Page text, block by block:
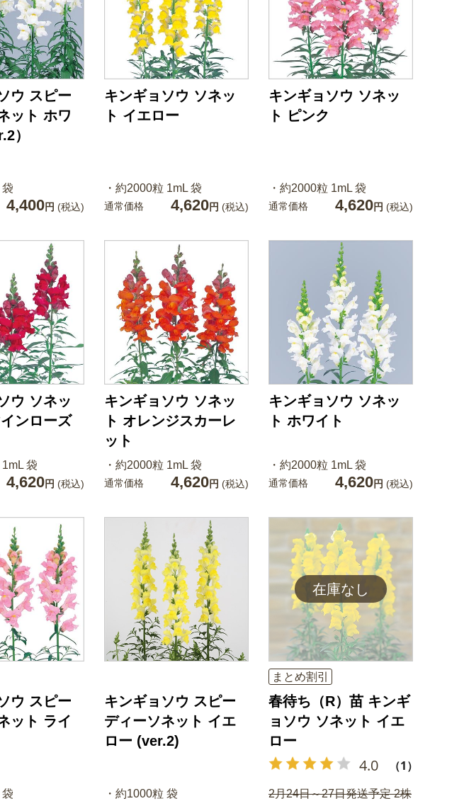
ウ スピー
ット ホワ
）
袋
4,400円 (税込)
キンギョソウ ソネッ
ト イエロー
・約2000粒 1mL 袋
通常価格 4,620円 (税込)
キンギョソウ ソネッ
ト ピンク
・約2000粒 1mL 袋
通常価格 4,620円 (税込)
ウ ソネッ
インローズ
1mL 袋
4,620円 (税込)
キンギョソウ ソネッ
ト オレンジスカーレ
ット
・約2000粒 1mL 袋
通常価格 4,620円 (税込)
キンギョソウ ソネッ
ト ホワイト
・約2000粒 1mL 袋
通常価格 4,620円 (税込)
ウ スピー
ット ライ
袋
キンギョソウ スピー
ディーソネット イエ
ロー (ver.2)
・約1000粒 袋
まとめ割引
春待ち（R）苗 キンギ
ョソウ ソネット イエ
ロー
4.0 （1）
2月24日～27日発送予定 2株